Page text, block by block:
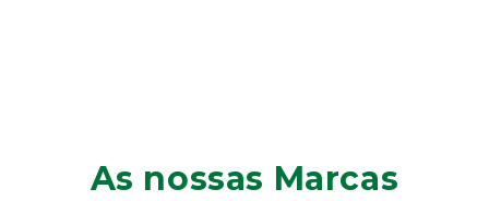
As nossas Marcas